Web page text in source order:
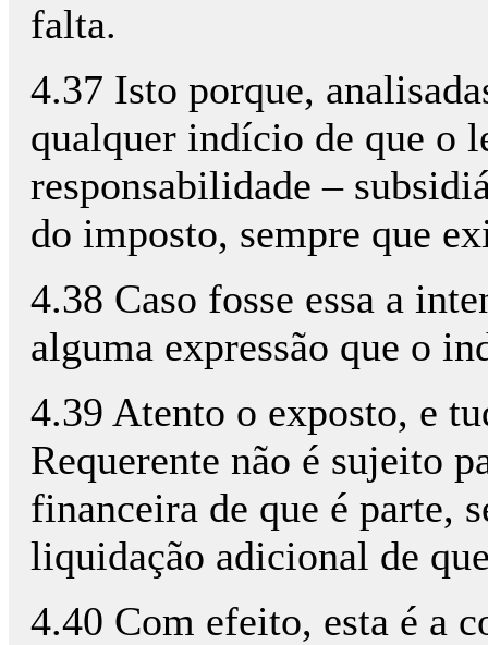
falta.
4.37 Isto porque,
qualquer indício de que o
responsabilidade –
do imposto, sempre que
4.38 Caso fosse essa a
alguma expressão que o
4.39 Atento o exposto, e
Requerente não é sujeito
financeira de que é parte,
liquidação adicional de
4.40 Com efeito, esta é a